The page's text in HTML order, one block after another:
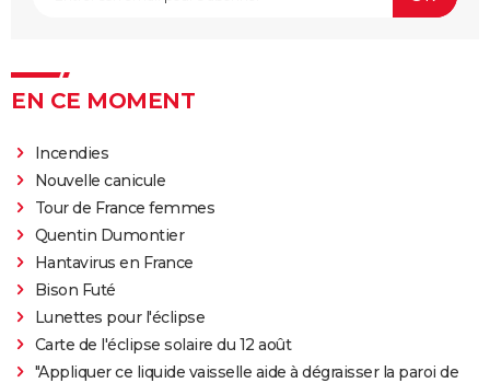
EN CE MOMENT
Incendies
Nouvelle canicule
Tour de France femmes
Quentin Dumontier
Hantavirus en France
Bison Futé
Lunettes pour l'éclipse
Carte de l'éclipse solaire du 12 août
"Appliquer ce liquide vaisselle aide à dégraisser la paroi de